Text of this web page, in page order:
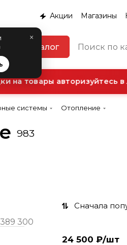
×
Акции Магазины
Каталог
товары авторизуйтесь в
системы Отопление
983
Сначала
24 500 ₽/шт